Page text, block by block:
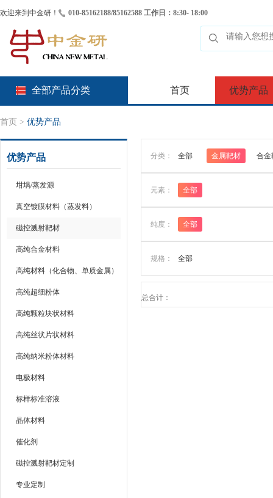
欢迎来到中金研！ 010-85162188/85162588 工作日：8:30- 18:00
全部产品分类 首页 优势产品
首页 > 优势产品
优势产品
坩埚/蒸发源
真空镀膜材料（蒸发料）
磁控溅射靶材
高纯合金材料
高纯材料（化合物、单质金属）
高纯超细粉体
高纯颗粒块状材料
高纯丝状片状材料
高纯纳米粉体材料
电极材料
标样标准溶液
晶体材料
催化剂
磁控溅射靶材定制
专业定制
分类： 全部 金属靶材 合金
元素： 全部
纯度： 全部
规格： 全部
总合计：